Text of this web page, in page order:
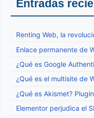
Entradas
Renting Web, la
Enlace permanente de
¿Qué es Google
¿Qué es el multisite de
¿Qué es Akismet?
Elementor perjudica el